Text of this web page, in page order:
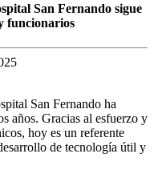
San Fernando sigue
funcionarios
San Fernando ha
años. Gracias al esfuerzo y
hoy es un referente
de tecnología útil y